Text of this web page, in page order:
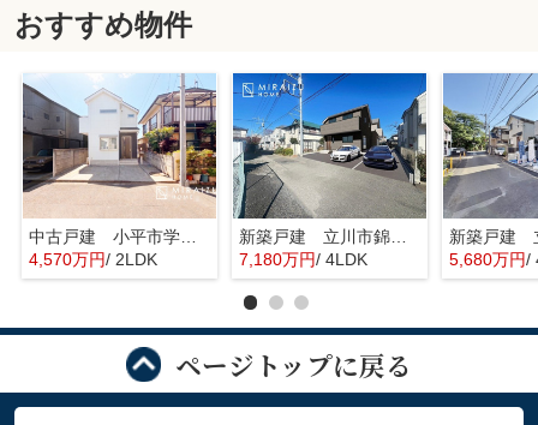
おすすめ物件
中古戸建 小平市学園東町 全1棟
4,570万円/ 2LDK
新築戸建 立川市錦町 全2棟
7,180万円/ 4LDK 5,680万円/
ページトップに戻る